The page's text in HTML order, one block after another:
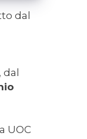
dal
, dal
UOC